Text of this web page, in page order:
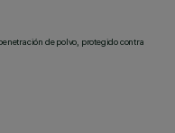
de polvo, protegido contra